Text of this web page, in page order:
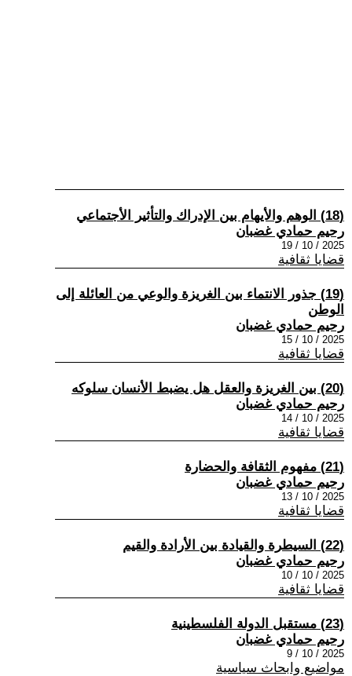
(18) الوهم والأيهام بين الإدراك والتأثير الأجتماعي
رحيم حمادي غضبان
2025 / 10 / 19
قضايا ثقافية
(19) جذور الانتماء بين الغريزة والوعي من العائلة إلى
الوطن
رحيم حمادي غضبان
2025 / 10 / 15
قضايا ثقافية
(20) بين الغريزة والعقل هل يضبط الأنسان سلوكه
رحيم حمادي غضبان
2025 / 10 / 14
قضايا ثقافية
(21) مفهوم الثقافة والحضارة
رحيم حمادي غضبان
2025 / 10 / 13
قضايا ثقافية
(22) السيطرة والقيادة بين الأرادة والقيم
رحيم حمادي غضبان
2025 / 10 / 10
قضايا ثقافية
(23) مستقبل الدولة الفلسطينية
رحيم حمادي غضبان
2025 / 10 / 9
مواضيع وابحاث سياسية